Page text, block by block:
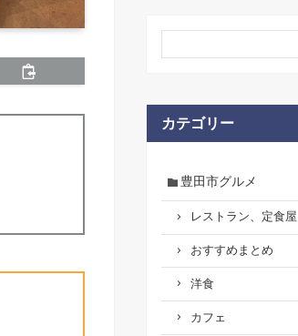
カテゴリー
豊田市グルメ
レストラン、定食屋
おすすめまとめ
洋食
カフェ